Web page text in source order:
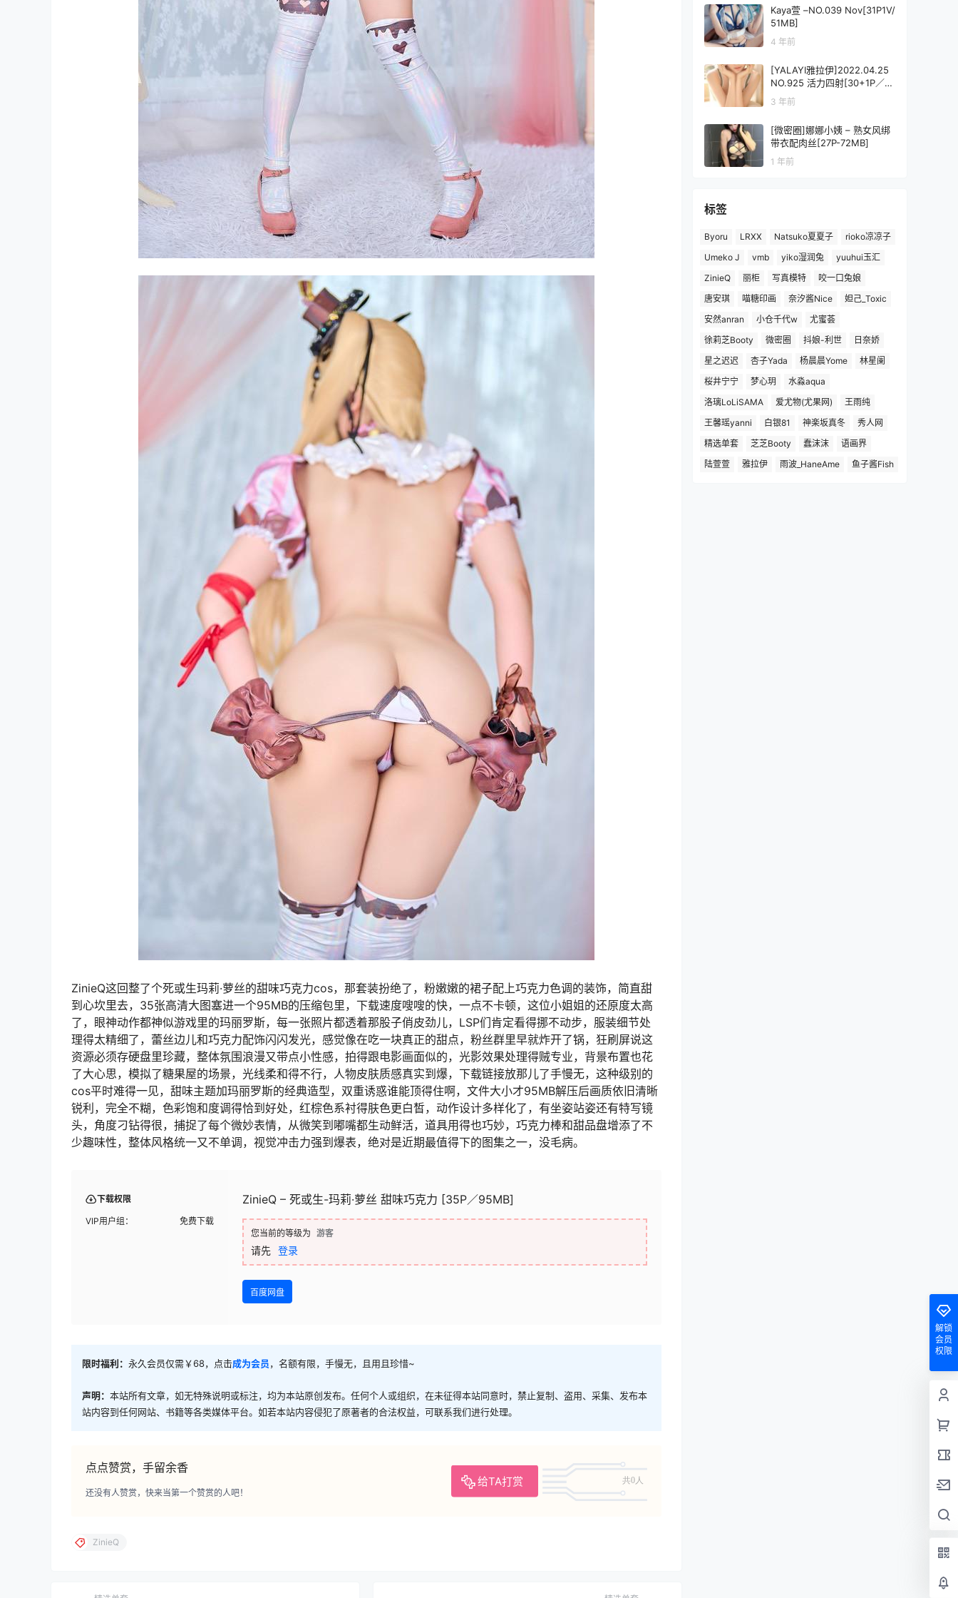
ZinieQ这回整了个死或生玛莉·萝丝的甜味巧克力cos，那套装扮绝了，粉嫩嫩的裙子配上巧克力色调的装饰，简直甜
到心坎里去，35张高清大图塞进一个95MB的压缩包里，下载速度嗖嗖的快，一点不卡顿，这位小姐姐的还原度太高
了，眼神动作都神似游戏里的玛丽罗斯，每一张照片都透着那股子俏皮劲儿，LSP们肯定看得挪不动步，服装细节处
理得太精细了，蕾丝边儿和巧克力配饰闪闪发光，感觉像在吃一块真正的甜点，粉丝群里早就炸开了锅，狂刷屏说这
资源必须存硬盘里珍藏，整体氛围浪漫又带点小性感，拍得跟电影画面似的，光影效果处理得贼专业，背景布置也花
了大心思，模拟了糖果屋的场景，光线柔和得不行，人物皮肤质感真实到爆，下载链接放那儿了手慢无，这种级别的
cos平时难得一见，甜味主题加玛丽罗斯的经典造型，双重诱惑谁能顶得住啊，文件大小才95MB解压后画质依旧清晰
锐利，完全不糊，色彩饱和度调得恰到好处，红棕色系衬得肤色更白皙，动作设计多样化了，有坐姿站姿还有特写镜
头，角度刁钻得很，捕捉了每个微妙表情，从微笑到嘟嘴都生动鲜活，道具用得也巧妙，巧克力棒和甜品盘增添了不
少趣味性，整体风格统一又不单调，视觉冲击力强到爆表，绝对是近期最值得下的图集之一，没毛病。
下载权限
VIP用户组： 免费下载
ZinieQ – 死或生-玛莉·萝丝 甜味巧克力 [35P／95MB]
您当前的等级为 游客
请先 登录
百度网盘
限时福利： 永久会员仅需￥68，点击成为会员，名额有限，手慢无，且用且珍惜~
声明： 本站所有文章，如无特殊说明或标注，均为本站原创发布。任何个人或组织，在未征得本站同意时，禁止复制、盗用、采集、发布本
站内容到任何网站、书籍等各类媒体平台。如若本站内容侵犯了原著者的合法权益，可联系我们进行处理。
点点赞赏，手留余香
给TA打赏 共0人
还没有人赞赏，快来当第一个赞赏的人吧！
ZinieQ
Kaya萱 –NO.039 Nov[31P1V/
51MB]
4 年前
[YALAYI雅拉伊]2022.04.25
NO.925 活力四射[30+1P／21
9MB]
3 年前
[微密圈]娜娜小姨 – 熟女风绑
带衣配肉丝[27P-72MB]
1 年前
标签
Byoru LRXX Natsuko夏夏子
rioko凉凉子
Umeko J
vmb yiko湿润兔
yuuhui玉汇
ZinieQ
丽柜 写真模特
咬一口兔娘
唐安琪
喵糖印画 奈汐酱Nice
妲己_Toxic
安然anran
小仓千代w
尤蜜荟
徐莉芝Booty
微密圈 抖娘-利世
日奈娇
星之迟迟
杏子Yada 杨晨晨Yome
林星阑
桜井宁宁
梦心玥
水淼aqua
洛璃LoLiSAMA
爱尤物(尤果网)
王雨纯
王馨瑶yanni
白银81 神楽坂真冬
秀人网
精选单套
芝芝Booty 蠢沫沫
语画界
陆萱萱
雅拉伊 雨波_HaneAme 鱼子酱Fish
解锁
会员
权限